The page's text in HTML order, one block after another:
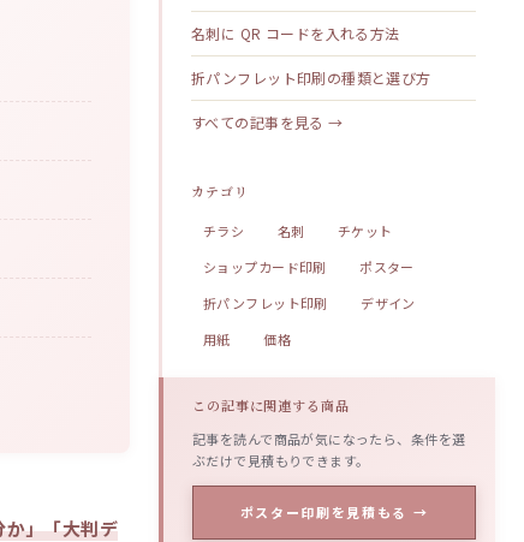
か」「大判デ
名刺に QR コードを入れる方法
折パンフレット印刷の種類と選び方
すべての記事を見る →
カテゴリ
チラシ 名刺
チケット
ショップカード印刷
ポスター
折パンフレット印刷
デザイン
用紙
価格
この記事に関連する商品
記事を読んで商品が気になったら、条件を選
ぶだけで見積もりできます。
ポスター印刷を見積もる →